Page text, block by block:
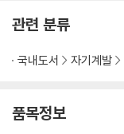
관련 분류
국내도서 자기계발
품목정보